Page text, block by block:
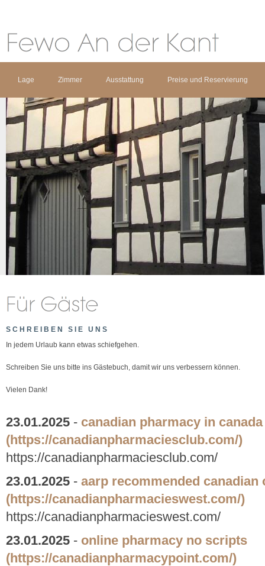
Lage Zimmer Ausstattung Preise und Reservierung
SCHREIBEN SIE UNS
In jedem Urlaub kann etwas schiefgehen.
Schreiben Sie uns bitte ins Gästebuch, damit wir uns verbessern können.
Vielen Dank!
23.01.2025 - canadian pharmacy in canada
(https://canadianpharmaciesclub.com/)
https://canadianpharmaciesclub.com/
23.01.2025 - aarp recommended canadian
(https://canadianpharmacieswest.com/)
https://canadianpharmacieswest.com/
23.01.2025 - online pharmacy no scripts
(https://canadianpharmacypoint.com/)